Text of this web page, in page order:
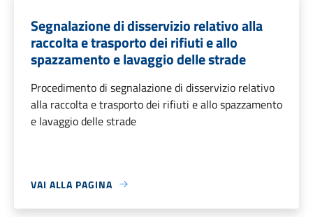
Segnalazione di disservizio relativo alla
raccolta e trasporto dei rifiuti e allo
spazzamento e lavaggio delle strade
Procedimento di segnalazione di disservizio relativo
alla raccolta e trasporto dei rifiuti e allo spazzamento
e lavaggio delle strade
VAI ALLA PAGINA